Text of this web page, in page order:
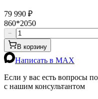
79 990 ₽
860*2050
−
В корзину
Написать в MAX
Если у вас есть вопросы
с нашим консультантом